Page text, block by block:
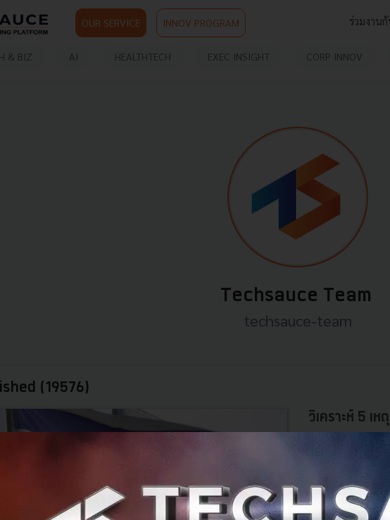
OUR SERVICE INNOV PROGRAM ร่วมงานกั
& BIZ AI HEALTHTECH EXEC INSIGHT CORP INNOV
Techsauce Team
techsauce-team
(19576)
วิเคราะห์ 5 เ
แม้จะมีประชากร
บริษัท และสามาร
ของที่นี่ครอบคลุมตั้